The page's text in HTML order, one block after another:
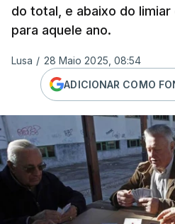
do total, e abaixo do
para aquele ano.
Lusa / 28 Maio 2025, 08:54
ADICIONAR COMO